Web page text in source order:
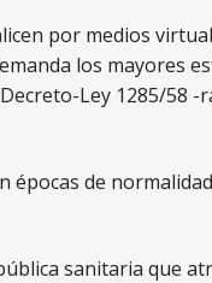
por medios
los mayores
Ley 1285/58 -
épocas de
sanitaria que